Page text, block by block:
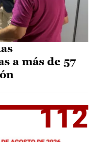
a más de 57
112